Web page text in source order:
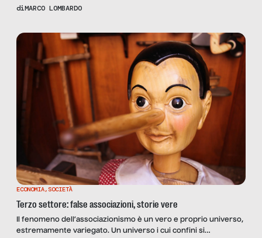
inizia nell’inverno del 2017. Alcuni riders di Bologna, riconosciuti
biciclette all’Albero di Natale, addobbato come da tradizione […]
diMARCO LOMBARDO
ECONOMIA, SOCIETÀ
Terzo settore: false associazioni, storie vere
Il fenomeno dell’associazionismo è un vero e proprio universo,
estremamente variegato. Un universo i cui confini si